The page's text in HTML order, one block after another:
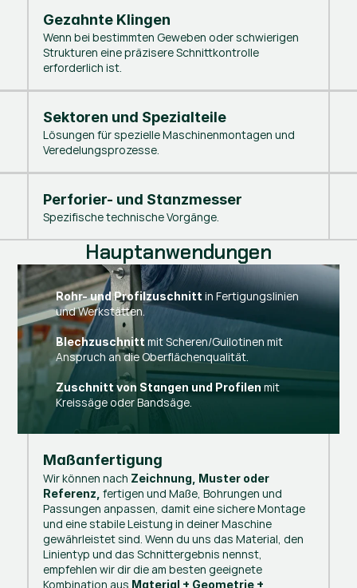
Gezahnte Klingen
Wenn bei bestimmten Geweben oder schwierigen
Strukturen eine präzisere Schnittkontrolle
erforderlich ist.
Sektoren und Spezialteile
Lösungen für spezielle Maschinenmontagen und
Veredelungsprozesse.
Perforier- und Stanzmesser
Spezifische technische Vorgänge.
Maßanfertigung
Wir können nach Zeichnung, Muster oder
Referenz, fertigen und Maße, Bohrungen und
Passungen anpassen, damit eine sichere Montage
und eine stabile Leistung in deiner Maschine
gewährleistet sind. Wenn du uns das Material, den
Linientyp und das Schnittergebnis nennst,
empfehlen wir dir die am besten geeignete
Kombination aus Material + Geometrie +
Hauptanwendungen
Rohr- und Profilzuschnitt in Fertigungslinien
und Werkstätten.
Blechzuschnitt mit Scheren/Guilotinen mit
Anspruch an die Oberflächenqualität.
Zuschnitt von Stangen und Profilen mit
Kreissäge oder Bandsäge.